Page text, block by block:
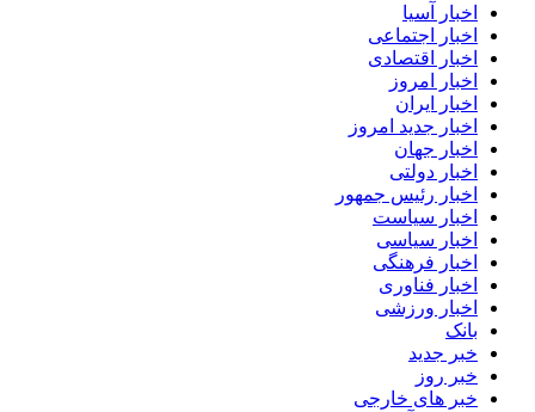
اخبار آسیا
اخبار اجتماعی
اخبار اقتصادی
اخبار امروز
اخبار ایران
اخبار جدید امروز
اخبار جهان
اخبار دولتی
اخبار رئیس جمهور
اخبار سیاست
اخبار سیاسی
اخبار فرهنگی
اخبار فناوری
اخبار ورزشی
بانک
خبر جدید
خبر روز
خبر های خارجی